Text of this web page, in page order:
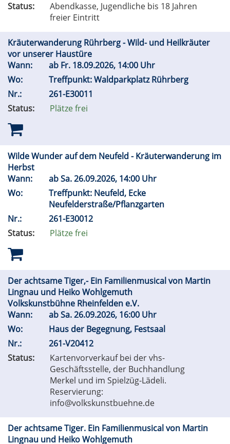
Status:
Abendkasse, Jugendliche bis 18 Jahren
freier Eintritt
Kräuterwanderung Rührberg - Wild- und Heilkräuter
vor unserer Haustüre
Wann:
ab Fr. 18.09.2026, 14:00 Uhr
Wo:
Treffpunkt: Waldparkplatz Rührberg
Nr.:
261-E30011
Status:
Plätze frei
Wilde Wunder auf dem Neufeld - Kräuterwanderung im
Herbst
Wann:
abSa.26.09.2026, 14:00 Uhr
Wo:
Treffpunkt: Neufeld, Ecke
Neufelderstraße/Pflanzgarten
Nr.:
261-E30012
Status:
Plätze frei
Der achtsame Tiger,- Ein Familienmusical von Martin
Lingnau und Heiko Wohlgemuth
Volkskunstbühne Rheinfelden e.V.
Wann:
abSa.26.09.2026, 16:00 Uhr
Wo:
Haus der Begegnung, Festsaal
Nr.:
261-V20412
Status:
Kartenvorverkauf bei der vhs-
Geschäftsstelle, der Buchhandlung
Merkel und im Spielzüg-Lädeli.
Reservierung:
info@volkskunstbuehne.de
Der achtsame Tiger. Ein Familienmusical von Martin
Lingnau und Heiko Wohlgemuth